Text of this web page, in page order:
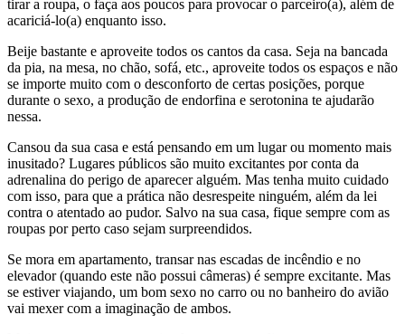
tirar a roupa, o faça aos poucos para provocar o parceiro(a), além de
acariciá-lo(a) enquanto isso.
Beije bastante e aproveite todos os cantos da casa. Seja na bancada
da pia, na mesa, no chão, sofá, etc., aproveite todos os espaços e não
se importe muito com o desconforto de certas posições, porque
durante o sexo, a produção de endorfina e serotonina te ajudarão
nessa.
Cansou da sua casa e está pensando em um lugar ou momento mais
inusitado? Lugares públicos são muito excitantes por conta da
adrenalina do perigo de aparecer alguém. Mas tenha muito cuidado
com isso, para que a prática não desrespeite ninguém, além da lei
contra o atentado ao pudor. Salvo na sua casa, fique sempre com as
roupas por perto caso sejam surpreendidos.
Se mora em apartamento, transar nas escadas de incêndio e no
elevador (quando este não possui câmeras) é sempre excitante. Mas
se estiver viajando, um bom sexo no carro ou no banheiro do avião
vai mexer com a imaginação de ambos.